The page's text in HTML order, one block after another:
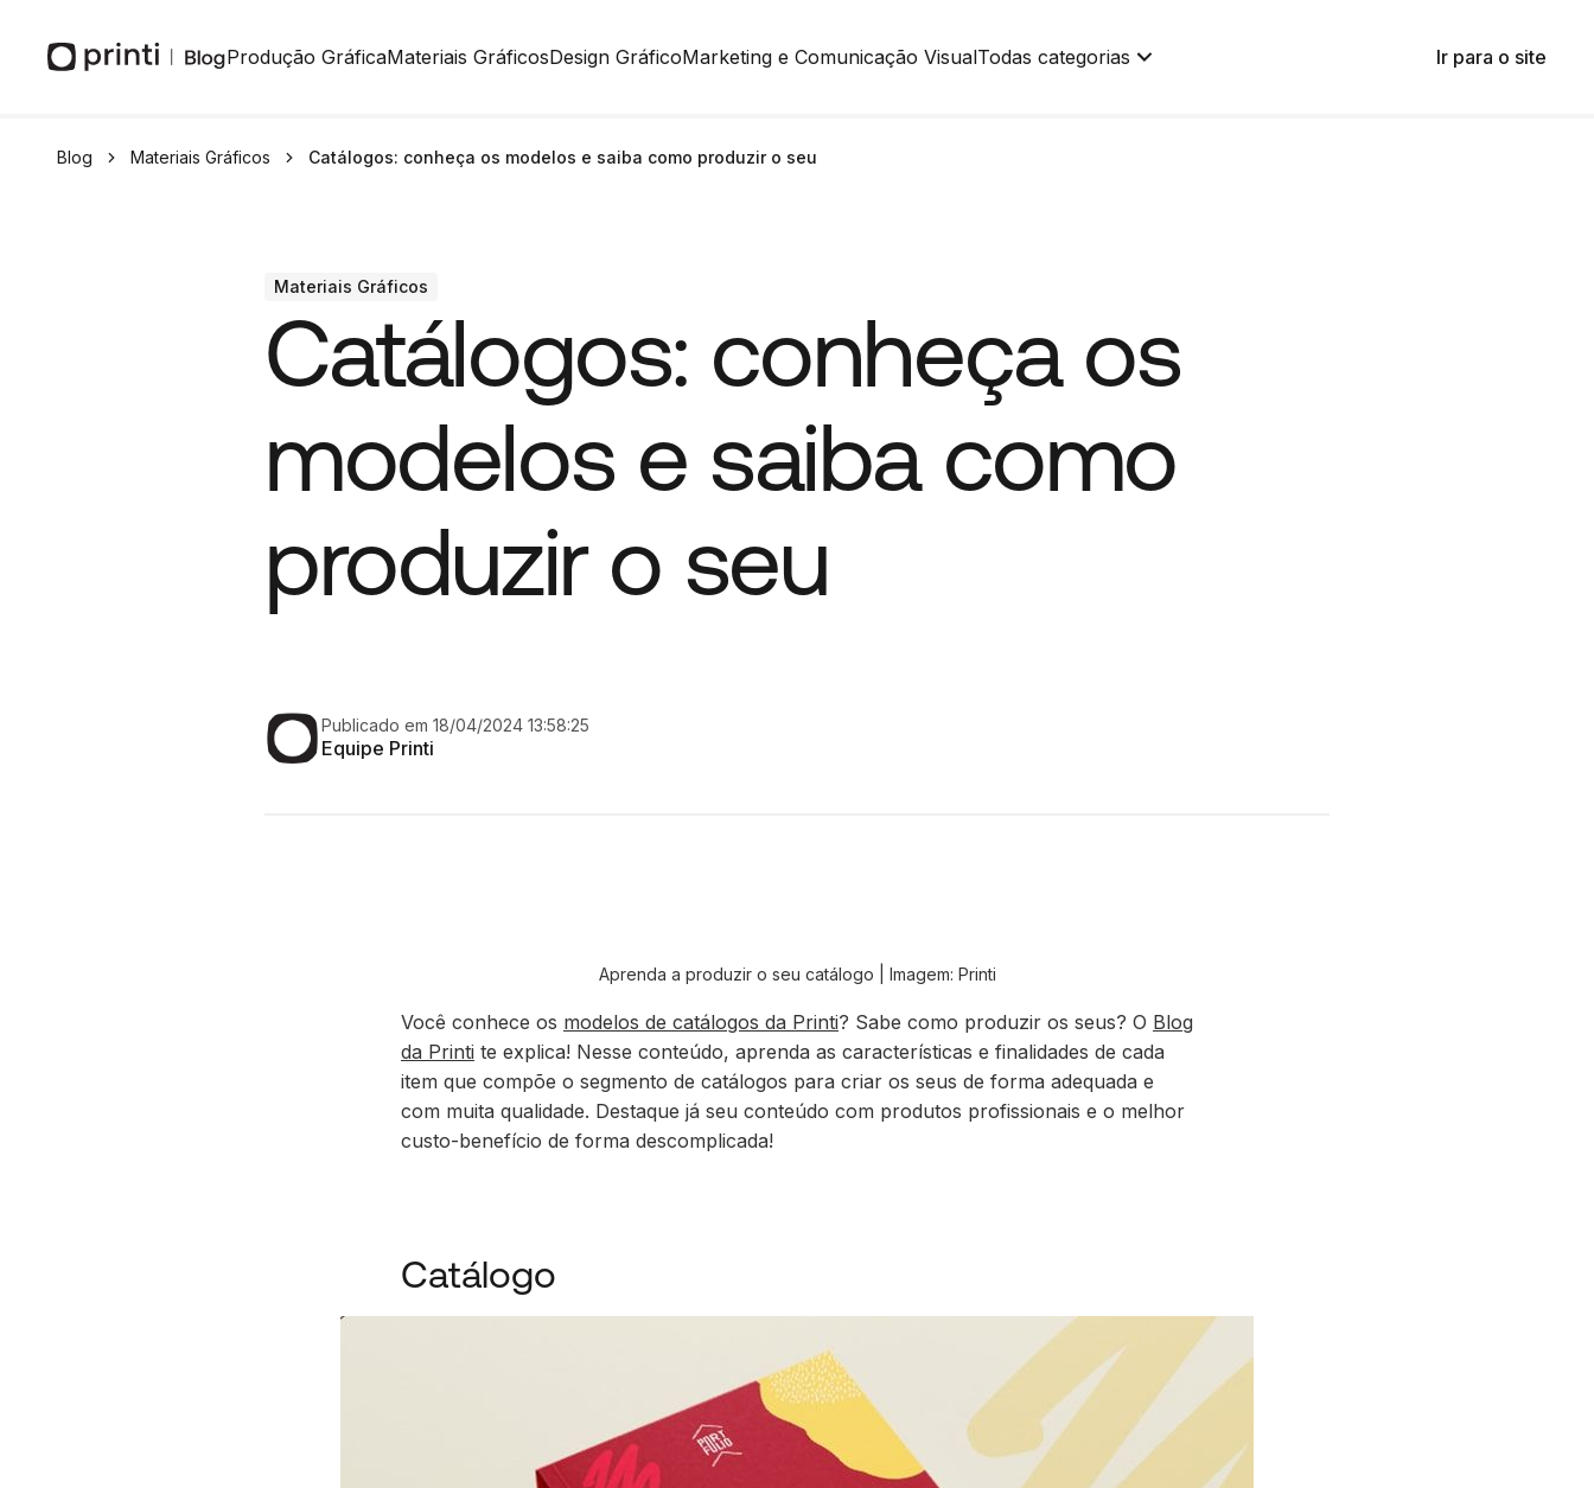
Produção GráficaMateriais GráficosDesign GráficoMarketing e Comunicação VisualTodas categorias Ir para o site
Blog Materiais Gráficos Catálogos: conheça os modelos e saiba como produzir o seu
Materiais Gráficos
Catálogos: conheça os
modelos e saiba como
produzir o seu
Publicado em 18/04/2024 13:58:25
Equipe Printi
Aprenda a produzir o seu catálogo | Imagem: Printi
Você conhece os modelos de catálogos da Printi? Sabe como produzir os seus? O Blog
da Printi te explica! Nesse conteúdo, aprenda as características e finalidades de cada
item que compõe o segmento de catálogos para criar os seus de forma adequada e
com muita qualidade. Destaque já seu conteúdo com produtos profissionais e o melhor
custo-benefício de forma descomplicada!
Catálogo